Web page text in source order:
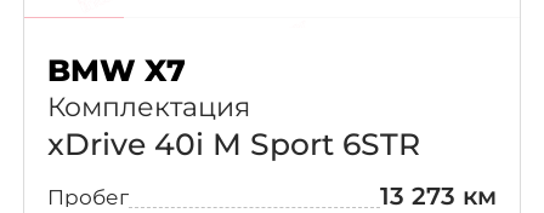
BMW X7
Комплектация
xDrive 40i M Sport 6STR
Пробег 13 273 км